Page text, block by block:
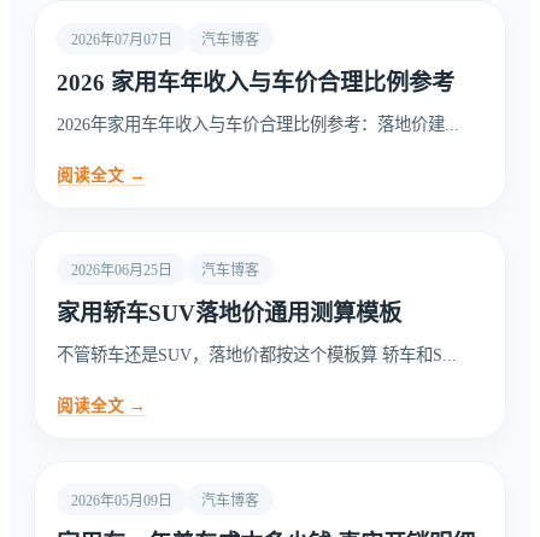
2026年07月07日 汽车博客
2026 家用车年收入与车价合理比例参考
2026年家用车年收入与车价合理比例参考：落地价建...
阅读全文 →
2026年06月25日 汽车博客
家用轿车SUV落地价通用测算模板
不管轿车还是SUV，落地价都按这个模板算 轿车和S...
阅读全文 →
2026年05月09日 汽车博客